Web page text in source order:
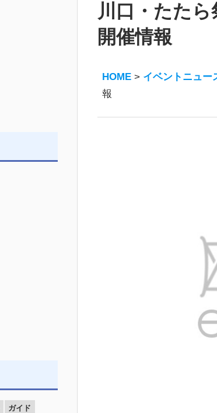
川口・たた
開催情報
HOME > イベントニュー
報
ガイド